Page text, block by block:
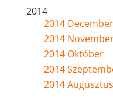
2014
2014 December
2014
2014 Október
2014
2014 Augusztus